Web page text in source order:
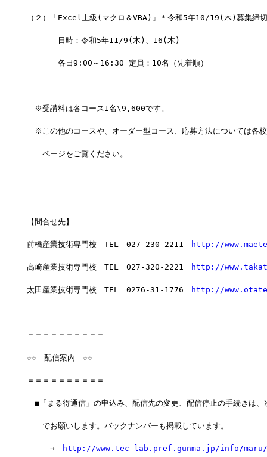
（２）「Excel上級(マクロ＆VBA)」＊令和5年10/19(木)募集締切
日時：令和5年11/9(木)、16(木)
各日9:00～16:30 定員：10名（先着順）
※受講料は各コース1名\9,600です。
※この他のコースや、オーダー型コース、応募方法については各
ページをご覧ください。
【問合せ先】
前橋産業技術専門校　TEL　027-230-2211 http://
高崎産業技術専門校　TEL　027-320-2221 http://
太田産業技術専門校　TEL　0276-31-1776 http://
＝＝＝＝＝＝＝＝＝＝
☆☆　配信案内　☆☆
＝＝＝＝＝＝＝＝＝＝
■「まる得通信」の申込み、配信先の変更、配信停止の手続きは、
でお願いします。バックナンバーも掲載しています。
→ http://www.tec-lab.pref.gunma.jp/info/maru/